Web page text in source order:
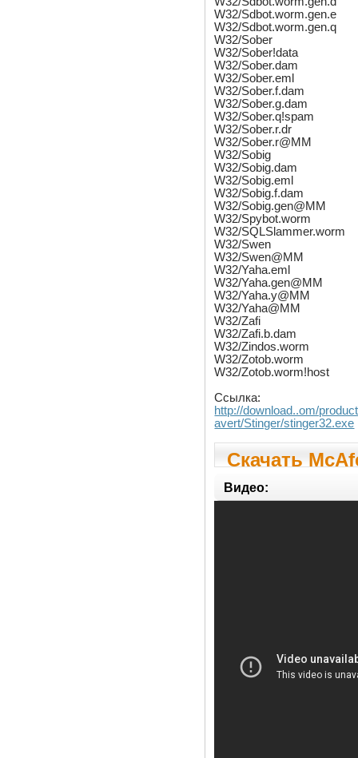
W32/Sdbot.worm.gen.e
W32/Sdbot.worm.gen.q
W32/Sober
W32/Sober!data
W32/Sober.dam
W32/Sober.eml
W32/Sober.f.dam
W32/Sober.g.dam
W32/Sober.q!spam
W32/Sober.r.dr
W32/Sober.r@MM
W32/Sobig
W32/Sobig.dam
W32/Sobig.eml
W32/Sobig.f.dam
W32/Sobig.gen@MM
W32/Spybot.worm
W32/SQLSlammer.worm
W32/Swen
W32/Swen@MM
W32/Yaha.eml
W32/Yaha.gen@MM
W32/Yaha.y@MM
W32/Yaha@MM
W32/Zafi
W32/Zafi.b.dam
W32/Zindos.worm
W32/Zotob.worm
W32/Zotob.worm!host
Ссылка:
http://download..om/
avert/Stinger/stinger32.exe
Скачать
Stinger
12.1.0.3087
Видео: